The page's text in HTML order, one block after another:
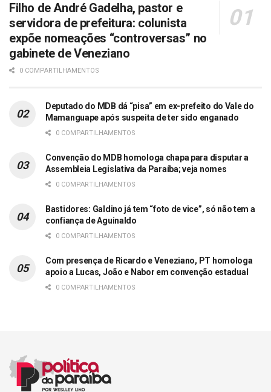
Filho de André Gadelha, pastor e
servidora de prefeitura: colunista
expõe nomeações “controversas” no
gabinete de Veneziano
0 COMPARTILHAMENTOS
Deputado do MDB dá “pisa” em ex-prefeito do Vale do
Mamanguape após suspeita de ter sido enganado
0 COMPARTILHAMENTOS
Convenção do MDB homologa chapa para disputar a
Assembleia Legislativa da Paraíba; veja nomes
0 COMPARTILHAMENTOS
Bastidores: Galdino já tem “foto de vice”, só não tem a
confiança de Aguinaldo
0 COMPARTILHAMENTOS
Com presença de Ricardo e Veneziano, PT homologa
apoio a Lucas, João e Nabor em convenção estadual
0 COMPARTILHAMENTOS